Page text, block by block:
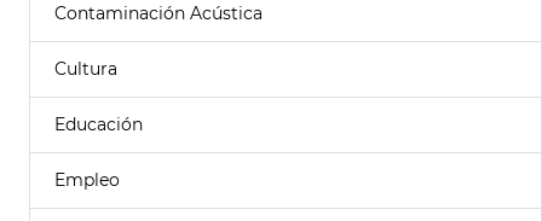
Contaminación Acústica
Cultura
Educación
Empleo